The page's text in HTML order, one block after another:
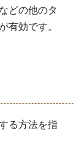
どの他のタ
有効です。
る方法を指